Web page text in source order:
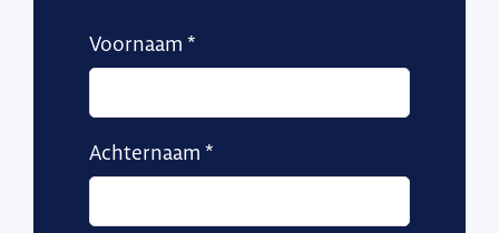
Voornaam
Achternaam